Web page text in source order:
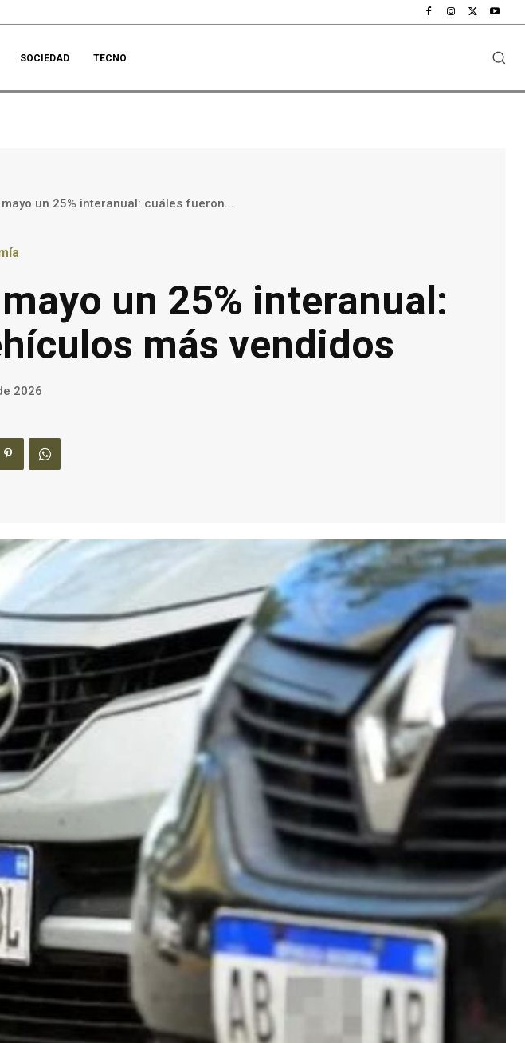
SOCIEDAD TECNO
un 25% interanual: cuáles fueron...
un 25% interanual:
más vendidos
2026